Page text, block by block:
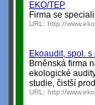
EKO/TEP
Firma se
URL: http://
Ekoaudit, spol. s
Brněnská firma
ekologické
studie, čistší
URL: http://